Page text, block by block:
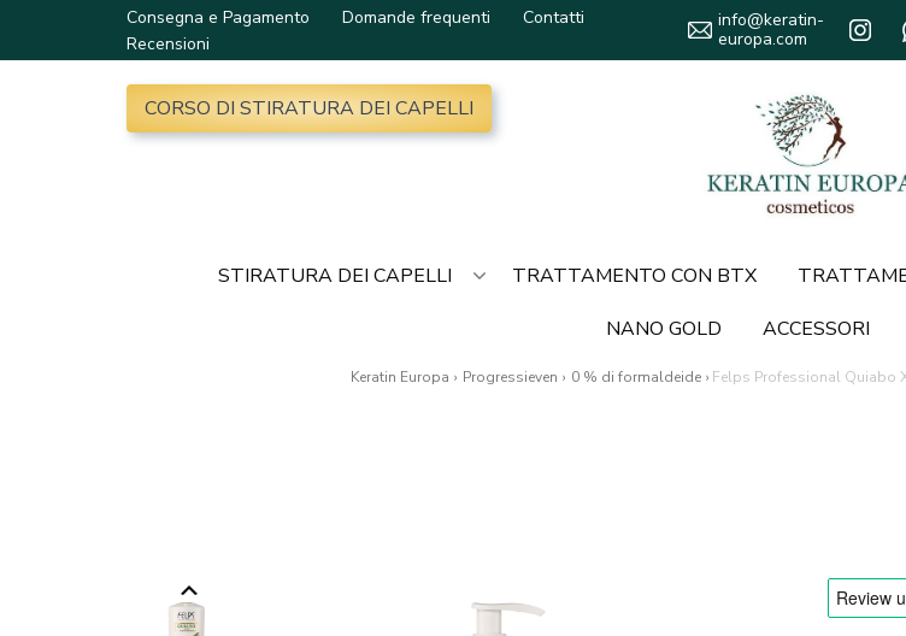
Consegna e Pagamento Domande frequenti
Contatti
Recensioni
info@keratin-
europa.com
CORSO DI STIRATURA DEI CAPELLI
STIRATURA DEI CAPELLI TRATTAMENTO CON BTX
NANO GOLD
ACCESSORI
Keratin Europa › Progressieven › 0 % di formaldeide › Felps Professional Quiabo